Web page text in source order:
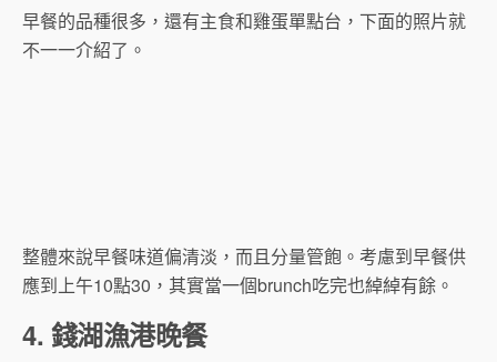
早餐的品種很多，還有主食和雞蛋單點台，下面的照片就
不一一介紹了。
整體來說早餐味道偏清淡，而且分量管飽。考慮到早餐供
應到上午10點30，其實當一個brunch吃完也綽綽有餘。
4. 錢湖漁港晚餐